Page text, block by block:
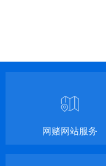
网赌网站服务